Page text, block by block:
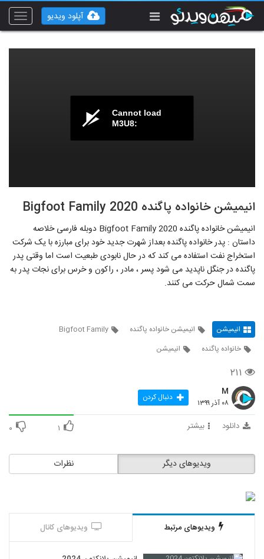
Toggle
آپلود ویدیو
Cannot load
M3U8:
انیمیشن خانواده پاگنده Bigfoot Family 2020
انیمیشن خانواده پاگنده Bigfoot Family 2020 دوبله فارسی خلاصه
داستان : پدر خانواده پاگنده بعداز شهرت جدید خود برای مبارزه با یک شرکت
استخراج نفت استفاده می کند که در حال نابودی طبعیت است اما وقتی پدر
پاگنده در جنگل ناپدید می شود پسر ، مادر ، راکون و خرس برای نجات پدر به
سمت شمال حرکت می کنند.
انیمیشن انیمیشن خانواده پاگنده
Bigfoot Family
خانواده پاگنده
انیمیشن
۲۱۱
M
۰۸ آذر ۱۳۹۹ دنبال کردن
دانلود بیشتر ۱ ۰
نظرات ویدیوهای دیگر
ویدیوهای مرتبط ویدیوهای کانال